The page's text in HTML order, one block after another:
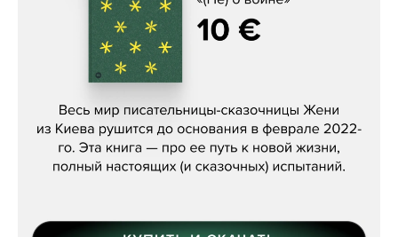
Женя Бережная, «(Не) о войне»